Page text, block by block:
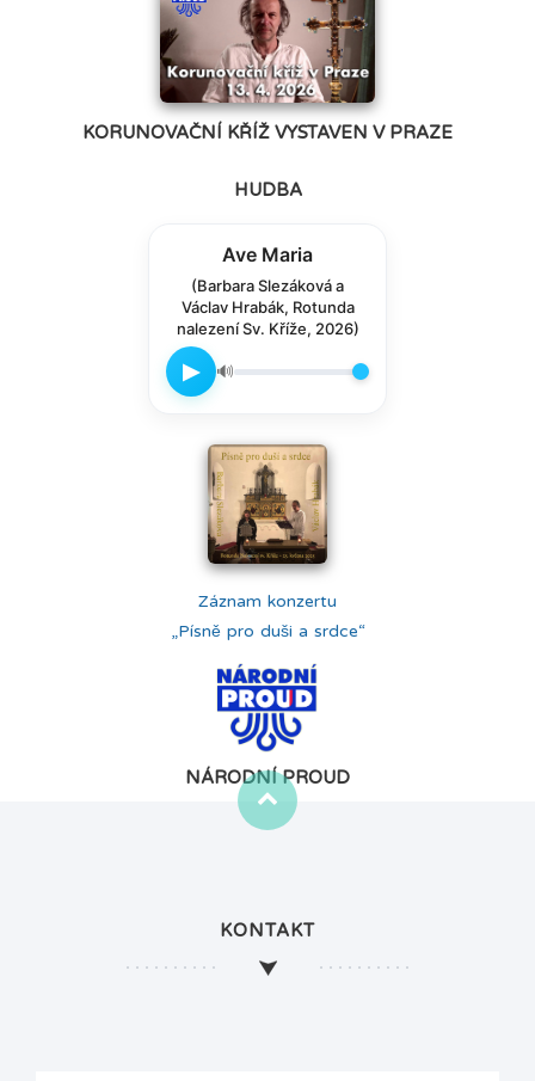
KORUNOVAČNÍ KŘÍŽ VYSTAVEN V PRAZE
HUDBA
Ave Maria
(Barbara Slezáková a
Václav Hrabák, Rotunda
nalezení Sv. Kříže, 2026)
▶ 🔊
Záznam konzertu
„Písně pro duši a srdce“
NÁRODNÍ PROUD
KONTAKT